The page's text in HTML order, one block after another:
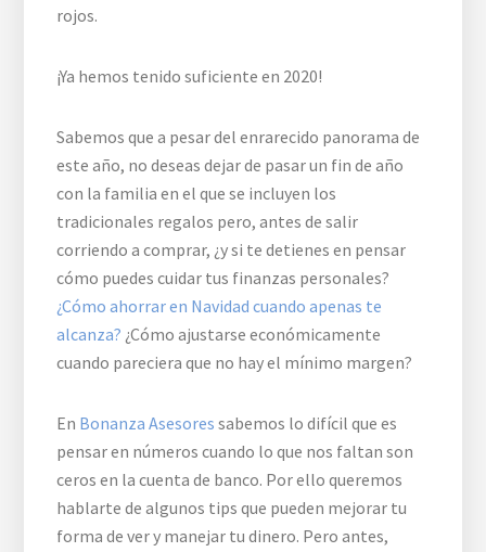
rojos.
¡Ya hemos tenido suficiente en 2020!
Sabemos que a pesar del enrarecido panorama de
este año, no deseas dejar de pasar un fin de año
con la familia en el que se incluyen los
tradicionales regalos pero, antes de salir
corriendo a comprar, ¿y si te detienes en pensar
cómo puedes cuidar tus finanzas personales?
¿Cómo ahorrar en Navidad cuando apenas te
alcanza? ¿Cómo ajustarse económicamente
cuando pareciera que no hay el mínimo margen?
En Bonanza Asesores sabemos lo difícil que es
pensar en números cuando lo que nos faltan son
ceros en la cuenta de banco. Por ello queremos
hablarte de algunos tips que pueden mejorar tu
forma de ver y manejar tu dinero. Pero antes,